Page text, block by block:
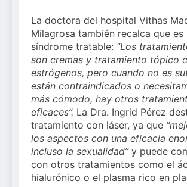
La doctora del hospital Vithas
Milagrosa también recalca que es
síndrome tratable: “Los
son cremas y tratamiento tópico
estrógenos, pero cuando no es
están contraindicados o
más cómodo, hay otros
eficaces”. La Dra. Ingrid Pérez
tratamiento con láser, ya que
los aspectos con una eficacia
incluso la sexualidad” y puede
con otros tratamientos como el
hialurónico o el plasma rico en